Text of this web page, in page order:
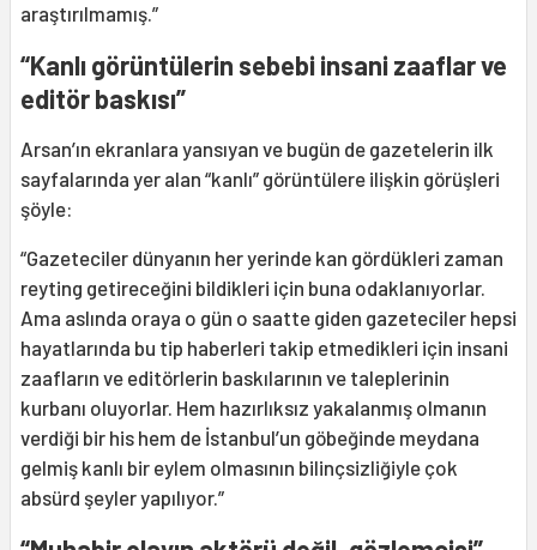
araştırılmamış.”
“Kanlı görüntülerin sebebi insani zaaflar ve
editör baskısı”
Arsan’ın ekranlara yansıyan ve bugün de gazetelerin ilk
sayfalarında yer alan “kanlı” görüntülere ilişkin görüşleri
şöyle:
“Gazeteciler dünyanın her yerinde kan gördükleri zaman
reyting getireceğini bildikleri için buna odaklanıyorlar.
Ama aslında oraya o gün o saatte giden gazeteciler hepsi
hayatlarında bu tip haberleri takip etmedikleri için insani
zaafların ve editörlerin baskılarının ve taleplerinin
kurbanı oluyorlar. Hem hazırlıksız yakalanmış olmanın
verdiği bir his hem de İstanbul’un göbeğinde meydana
gelmiş kanlı bir eylem olmasının bilinçsizliğiyle çok
absürd şeyler yapılıyor.”